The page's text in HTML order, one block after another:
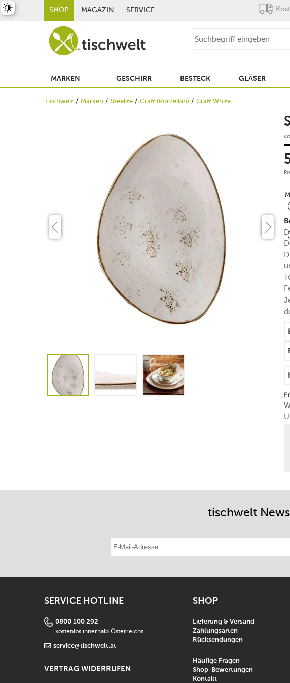
SHOP MAGAZIN SERVICE
MARKEN GESCHIRR BESTECK GLÄSER
Tischwelt Marken Steelite Craft (Porzellan) Craft White
tischwelt
E-Mail-Adresse eintragen
SERVICE HOTLINE
0800 100 292
kostenlos innerhalb Österreichs
service@tischwelt.at
VERTRAG WIDERRUFEN
SHOP
Lieferung & Versand
Zahlungsarten
Rücksendungen
Häufige Fragen
Shop-Bewertungen
Kontakt
umschalten